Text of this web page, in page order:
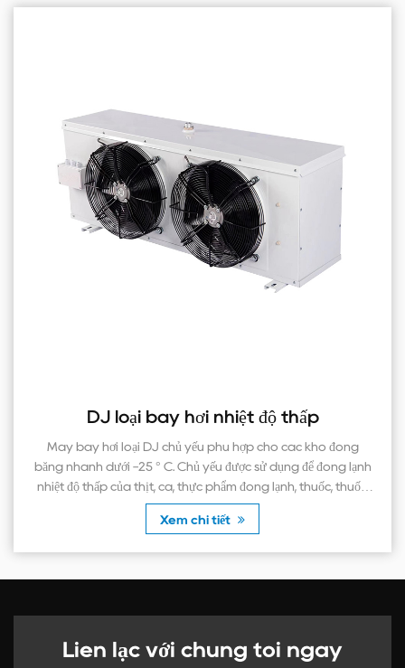
DJ loại bay hơi nhiệt độ thấp
bay hơi loại DJ chủ yếu phù hợp cho các kho đóng
nhanh dưới -25 ° C. Chủ yếu được sử dụng để đông lạnh
độ thấp của thịt, cá, thực phẩm đông lạnh, thuốc, thuốc,
nguyên liệu thô hóa họ...
Xem chi tiết
Liên lạc với chúng tôi ngay